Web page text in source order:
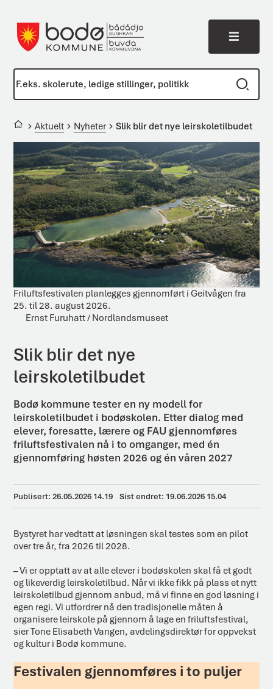
Meny
Du er her:
Aktuelt Nyheter Slik blir det nye leirskoletilbudet
Friluftsfestivalen planlegges gjennomført i Geitvågen fra
25. til 28. august 2026.
Ernst Furuhatt / Nordlandsmuseet
Slik blir det nye
leirskoletilbudet
Bodø kommune tester en ny modell for
leirskoletilbudet i bodøskolen. Etter dialog med
elever, foresatte, lærere og FAU gjennomføres
friluftsfestivalen nå i to omganger, med én
gjennomføring høsten 2026 og én våren 2027
Publisert 26.05.2026 14.19 Sist endret 19.06.2026 15.04
Bystyret har vedtatt at løsningen skal testes som en pilot
over tre år, fra 2026 til 2028.
– Vi er opptatt av at alle elever i bodøskolen skal få et godt
og likeverdig leirskoletilbud. Når vi ikke fikk på plass et nytt
leirskoletilbud gjennom anbud, må vi finne en god løsning i
egen regi. Vi utfordrer nå den tradisjonelle måten å
organisere leirskole på gjennom å lage en friluftsfestival,
sier Tone Elisabeth Vangen, avdelingsdirektør for oppvekst
og kultur i Bodø kommune.
Festivalen gjennomføres i to puljer